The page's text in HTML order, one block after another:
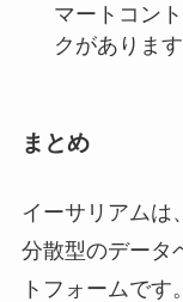
マートコン
クがあります
まとめ
イーサリアムは
分散型のデータ
トフォームです